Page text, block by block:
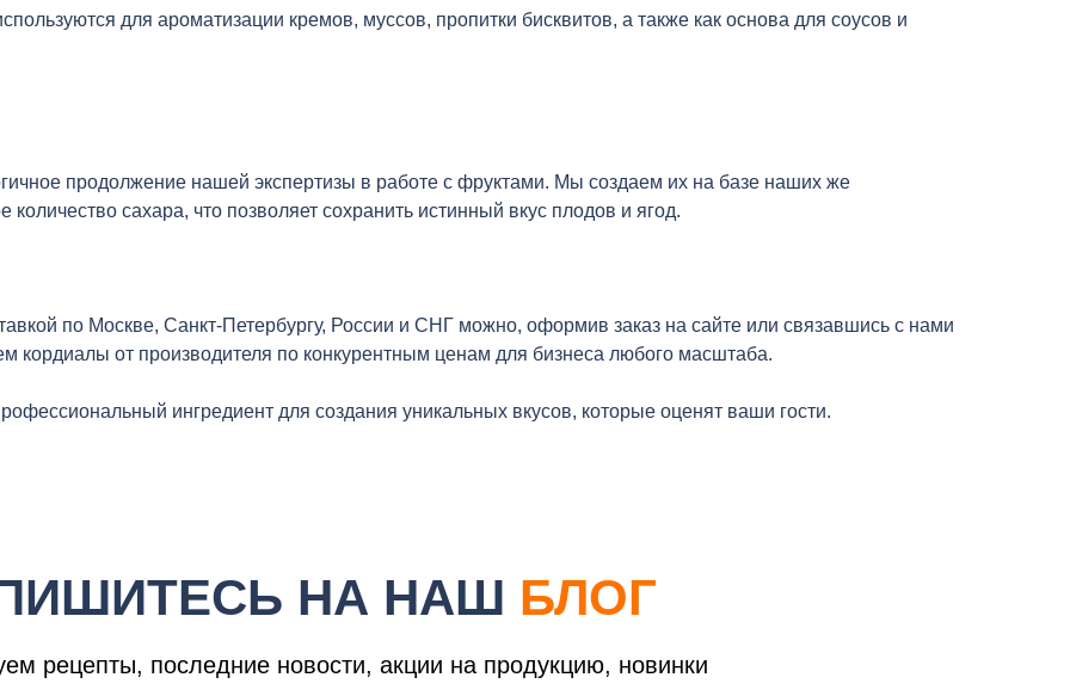
для ароматизации кремов, муссов, пропитки бисквитов, а также как основа для соусов и
продолжение нашей экспертизы в работе с фруктами. Мы создаем их на базе наших же
сахара, что позволяет сохранить истинный вкус плодов и ягод.
по Москве, Санкт-Петербургу, России и СНГ можно, оформив заказ на сайте или связавшись с нами
кордиалы от производителя по конкурентным ценам для бизнеса любого масштаба.
ингредиент для создания уникальных вкусов, которые оценят ваши гости.
НА НАШ БЛОГ
рецепты, последние новости, акции на продукцию, новинки